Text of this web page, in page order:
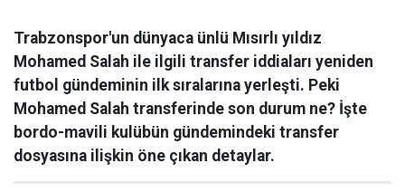
Trabzonspor'un dünyaca ünlü Mısırlı yıldız
Mohamed Salah ile ilgili transfer iddiaları yeniden
futbol gündeminin ilk sıralarına yerleşti. Peki
Mohamed Salah transferinde son durum ne? İşte
bordo-mavili kulübün gündemindeki transfer
dosyasına ilişkin öne çıkan detaylar.